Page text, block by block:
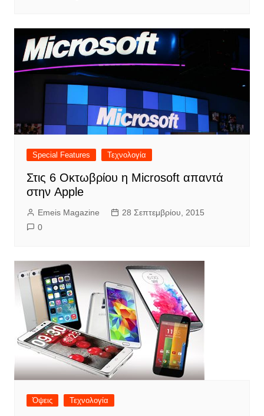
Special Features Τεχνολογία
Στις 6 Οκτωβρίου η Microsoft απαντά
στην Apple
Emeis Magazine
28 Σεπτεμβρίου, 2015
0
Όψεις Τεχνολογία